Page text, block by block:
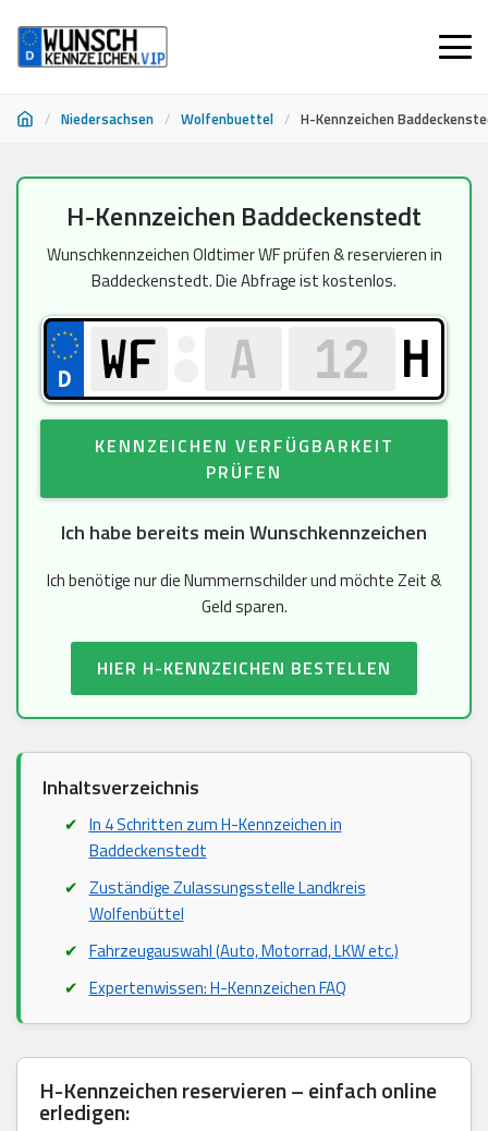
/ Niedersachsen / Wolfenbuettel / H-Kennzeichen
springen
H-Kennzeichen Baddeckenstedt
Wunschkennzeichen Oldtimer WF prüfen & reservieren in
Baddeckenstedt. Die Abfrage ist kostenlos.
H
KENNZEICHEN VERFÜGBARKEIT
PRÜFEN
Ich habe bereits mein Wunschkennzeichen
Ich benötige nur die Nummernschilder und möchte Zeit &
Geld sparen.
HIER H-KENNZEICHEN BESTELLEN
Inhaltsverzeichnis
In 4 Schritten zum H-Kennzeichen in
Baddeckenstedt
Zuständige Zulassungsstelle Landkreis
Wolfenbüttel
Fahrzeugauswahl (Auto, Motorrad, LKW etc.)
Expertenwissen: H-Kennzeichen FAQ
H-Kennzeichen reservieren – einfach online
erledigen: